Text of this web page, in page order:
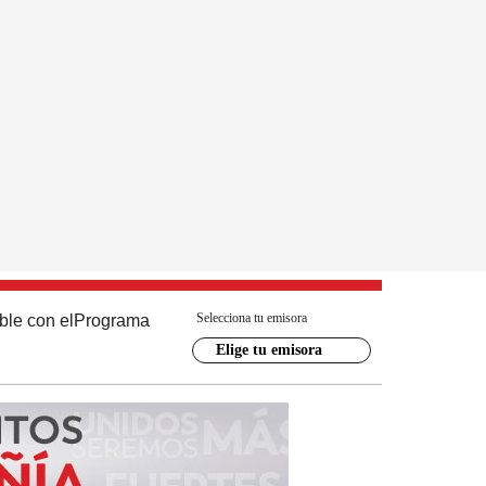
con el Programa Selecciona tu emisora
Elige tu emisora